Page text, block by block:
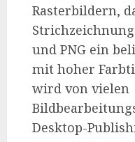
Rasterbildern,
und PNG ein
mit hoher
wird von vielen
Desktop-